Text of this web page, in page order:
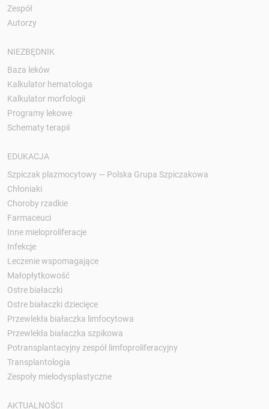
Zespół
Autorzy
NIEZBĘDNIK
Baza leków
Kalkulator hematologa
Kalkulator morfologii
Programy lekowe
Schematy terapii
EDUKACJA
Szpiczak plazmocytowy — Polska Grupa Szpiczakowa
Chłoniaki
Choroby rzadkie
Farmaceuci
Inne mieloproliferacje
Infekcje
Leczenie wspomagające
Małopłytkowość
Ostre białaczki
Ostre białaczki dziecięce
Przewlekła białaczka limfocytowa
Przewlekła białaczka szpikowa
Potransplantacyjny zespół limfoproliferacyjny
Transplantologia
Zespoły mielodysplastyczne
AKTUALNOŚCI